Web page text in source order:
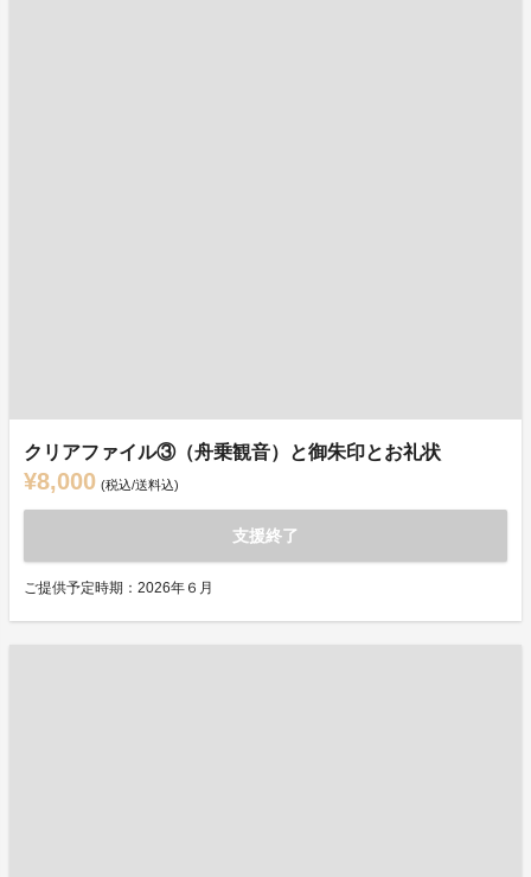
クリアファイル③（舟乗観音）と御朱印とお礼状
¥8,000 (税込/送料込)
支援終了
ご提供予定時期：2026年６月